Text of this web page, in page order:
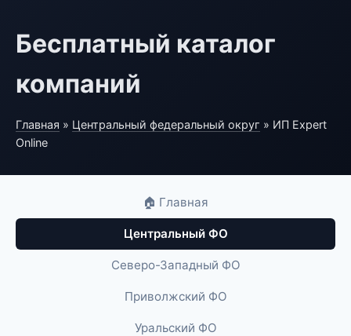
Бесплатный каталог
компаний
Главная » Центральный федеральный округ » ИП Expert
Online
🏠 Главная
Центральный ФО
Северо-Западный ФО
Приволжский ФО
Уральский ФО